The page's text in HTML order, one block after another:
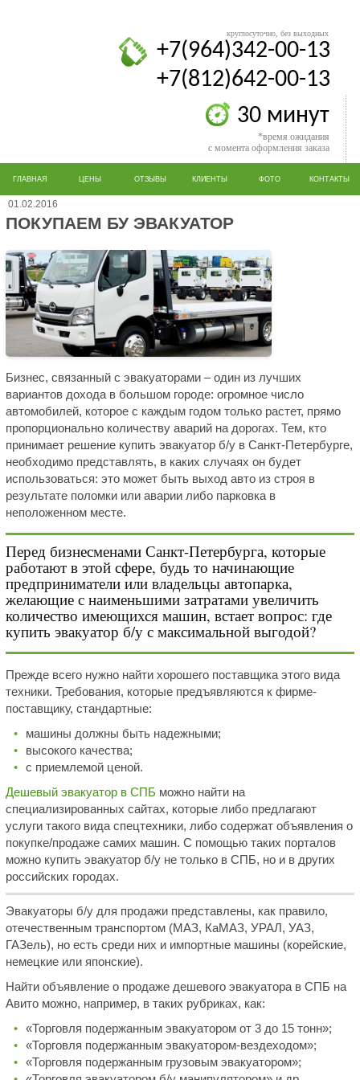
круглосуточно, без выходных
+7(964)342-00-13
+7(812)642-00-13
30 минут
*время ожидания
с момента оформления заказа
ГЛАВНАЯ ЦЕНЫ ОТЗЫВЫ КЛИЕНТЫ ФОТО КОНТАКТЫ
01.02.2016
ПОКУПАЕМ БУ ЭВАКУАТОР
Бизнес, связанный с эвакуаторами – один из лучших
вариантов дохода в большом городе: огромное число
автомобилей, которое с каждым годом только растет, прямо
пропорционально количеству аварий на дорогах. Тем, кто
принимает решение купить эвакуатор б/у в Санкт-Петербурге,
необходимо представлять, в каких случаях он будет
использоваться: это может быть выход авто из строя в
результате поломки или аварии либо парковка в
неположенном месте.
Перед бизнесменами Санкт-Петербурга, которые
работают в этой сфере, будь то начинающие
предприниматели или владельцы автопарка,
желающие с наименьшими затратами увеличить
количество имеющихся машин, встает вопрос: где
купить эвакуатор б/у с максимальной выгодой?
Прежде всего нужно найти хорошего поставщика этого вида
техники. Требования, которые предъявляются к фирме-
поставщику, стандартные:
машины должны быть надежными;
высокого качества;
с приемлемой ценой.
Дешевый эвакуатор в СПБ можно найти на
специализированных сайтах, которые либо предлагают
услуги такого вида спецтехники, либо содержат объявления о
покупке/продаже самих машин. С помощью таких порталов
можно купить эвакуатор б/у не только в СПБ, но и в других
российских городах.
Эвакуаторы б/у для продажи представлены, как правило,
отечественным транспортом (МАЗ, КаМАЗ, УРАЛ, УАЗ,
ГАЗель), но есть среди них и импортные машины (корейские,
немецкие или японские).
Найти объявление о продаже дешевого эвакуатора в СПБ на
Авито можно, например, в таких рубриках, как:
«Торговля подержанным эвакуатором от 3 до 15 тонн»;
«Торговля подержанным эвакуатором-вездеходом»;
«Торговля подержанным грузовым эвакуатором»;